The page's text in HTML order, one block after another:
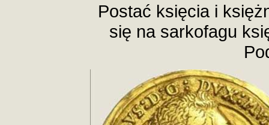
Postać księcia i
się na sarkofagu